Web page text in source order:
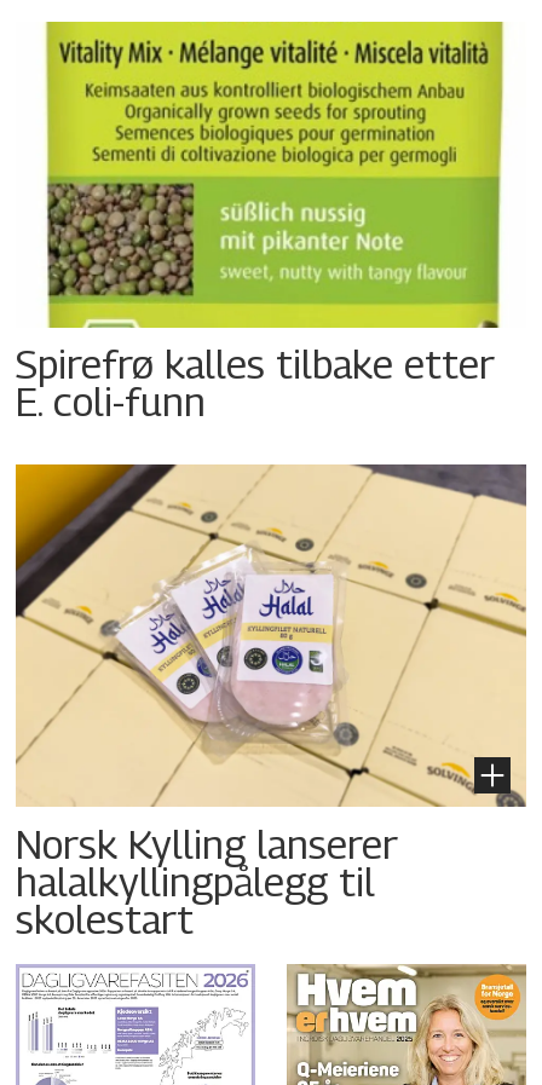
Spirefrø kalles tilbake etter
E. coli-funn
Norsk Kylling lanserer
halalkyllingpålegg til
skolestart